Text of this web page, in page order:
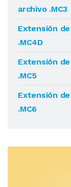
archivo .MC3
Extensión
.MC4D
Extensión
.MC5
Extensión
.MC6